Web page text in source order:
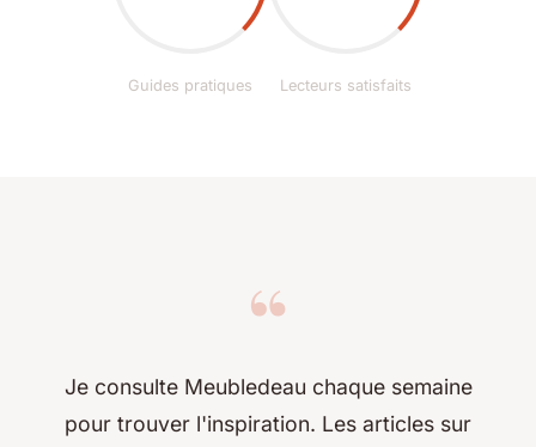
Guides pratiques Lecteurs satisfaits
“
Je consulte Meubledeau chaque semaine
pour trouver l'inspiration. Les articles sur